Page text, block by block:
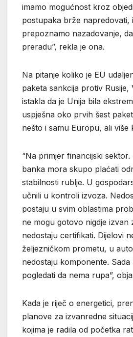
imamo mogućnost kroz
postupaka brže napredovati,
prepoznamo nazadovanje,
preradu”, rekla je ona.
Na pitanje koliko je EU
paketa sankcija protiv Rusije,
istakla da je Unija bila
uspješna oko prvih šest
nešto i samu Europu, ali više
“Na primjer financijski
banka mora skupo plaćati
stabilnosti rublje. U
učnili u kontroli izvoza.
postaju u svim oblastima
ne mogu gotovo nigdje izvan
nedostaju certifikati. Dijelovi
željezničkom prometu, u
nedostaju komponente. Sada
pogledati da nema rupa”,
Kada je riječ o energetici,
planove za izvanredne
kojima je radila od početka